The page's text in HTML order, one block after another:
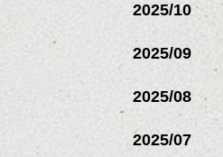
2025/10
2025/09
2025/08
2025/07